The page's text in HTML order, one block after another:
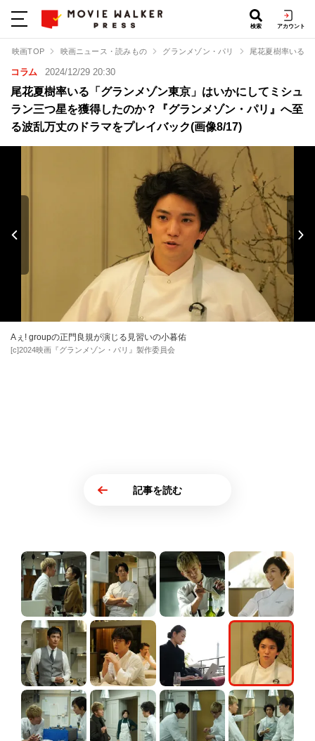
検索 アカウント
映画TOP 映画ニュース・読みもの グランメゾン・パリ 尾花夏樹率いる
コラム 2024/12/29 20:30
尾花夏樹率いる「グランメゾン東京」はいかにしてミシュ
ラン三つ星を獲得したのか？『グランメゾン・パリ』へ至
る波乱万丈のドラマをプレイバック(画像8/17)
Aぇ! groupの正門良規が演じる見習いの小暮佑
[c]2024映画『グランメゾン・パリ』製作委員会
記事を読む